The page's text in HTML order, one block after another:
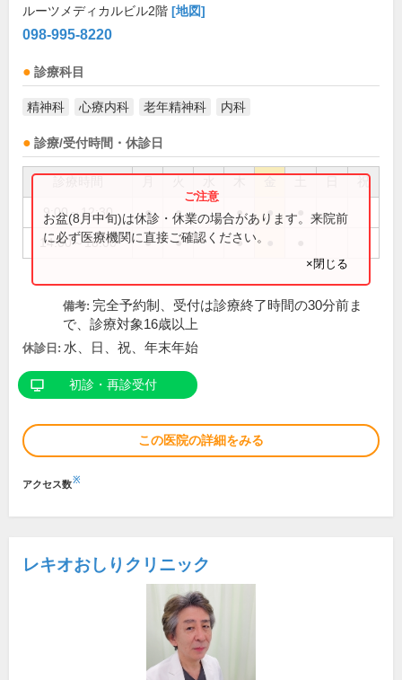
ルーツメディカルビル2階 [地図]
098-995-8220
診療科目
精神科 心療内科 老年精神科 内科
診療/受付時間・休診日
祝
9:00～12:30 ● ● ● ●
14:00～18:00 ● ● ●
お盆(8月中旬)は休診・休業の場合があります。来院前
に必ず医療機関に直接ご確認ください。
×閉じる
備考: 完全予約制、受付は診療終了時間の30分前ま
で、診療対象16歳以上
休診日: 水、日、祝、年末年始
初診・再診受付
この医院の詳細をみる
アクセス数※
レキオおしりクリニック